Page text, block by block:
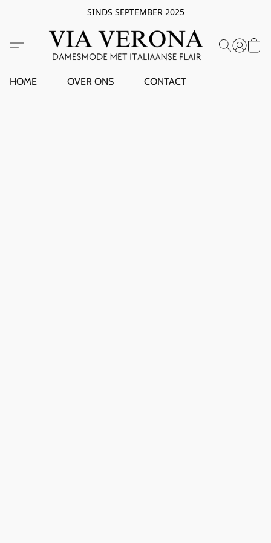
SINDS SEPTEMBER 2025
HOME OVER ONS CONTACT